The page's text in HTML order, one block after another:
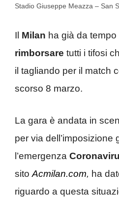
Stadio Giuseppe Meazza – San
Il Milan ha già da
rimborsare tutti i tifosi
il tagliando per il match
scorso 8 marzo.
La gara è andata in
per via dell’imposizione
l’emergenza
sito Acmilan.com, ha
riguardo a questa